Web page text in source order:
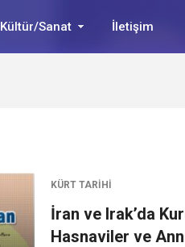
Kültür/Sanat İletişim
KÜRT TARIHI
İran ve Irak’da
Hasnaviler ve